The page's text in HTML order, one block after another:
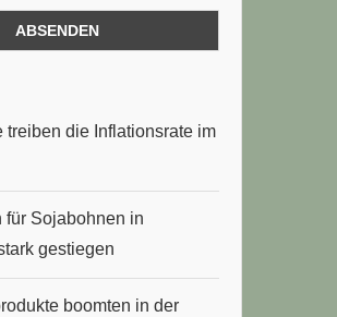
treiben die Inflationsrate im
für Sojabohnen in
gestiegen
boomten in der